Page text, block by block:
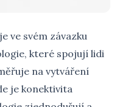
ve svém závazku
které spojují lidi
na vytváření
je konektivita